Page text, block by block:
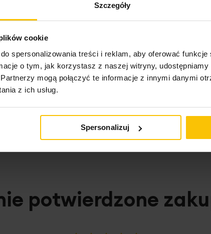
Szczegóły
cookie
spersonalizowania treści i reklam, aby oferować funkcje
o tym, jak korzystasz z naszej witryny, udostępniamy
mogą połączyć te informacje z innymi danymi
z ich usług.
Spersonalizuj
może Cię
potwierdzone